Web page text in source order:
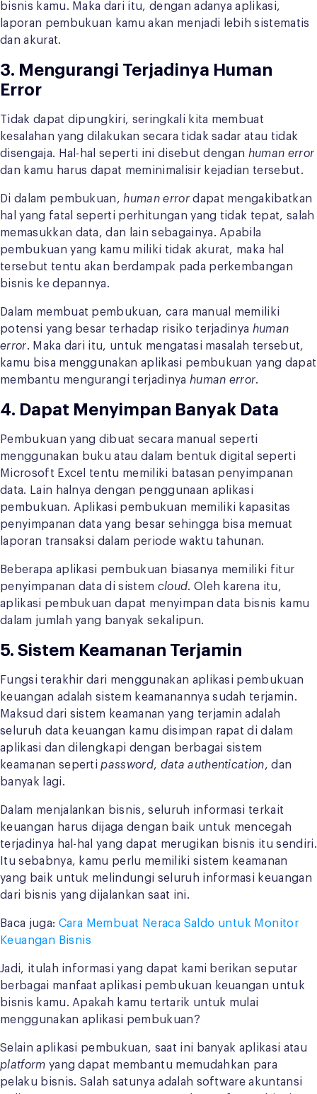
bisnis kamu. Maka dari itu, dengan adanya aplikasi,
laporan pembukuan kamu akan menjadi lebih sistematis
dan akurat.
3. Mengurangi Terjadinya Human
Error
Tidak dapat dipungkiri, seringkali kita membuat
kesalahan yang dilakukan secara tidak sadar atau tidak
disengaja. Hal-hal seperti ini disebut dengan human error
dan kamu harus dapat meminimalisir kejadian tersebut.
Di dalam pembukuan, human errordapat mengakibatkan
hal yang fatal seperti perhitungan yang tidak tepat, salah
memasukkan data, dan lain sebagainya. Apabila
pembukuan yang kamu miliki tidak akurat, maka hal
tersebut tentu akan berdampak pada perkembangan
bisnis ke depannya.
Dalam membuat pembukuan, cara manual memiliki
potensi yang besar terhadap risiko terjadinya human
error. Maka dari itu, untuk mengatasi masalah tersebut,
kamu bisa menggunakan aplikasi pembukuan yang dapat
membantu mengurangi terjadinya human error.
4. Dapat Menyimpan Banyak Data
Pembukuan yang dibuat secara manual seperti
menggunakan buku atau dalam bentuk digital seperti
Microsoft Excel tentu memiliki batasan penyimpanan
data. Lain halnya dengan penggunaan aplikasi
pembukuan. Aplikasi pembukuan memiliki kapasitas
penyimpanan data yang besar sehingga bisa memuat
laporan transaksi dalam periode waktu tahunan.
Beberapa aplikasi pembukuan biasanya memiliki fitur
penyimpanan data di sistem cloud. Oleh karena itu,
aplikasi pembukuan dapat menyimpan data bisnis kamu
dalam jumlah yang banyak sekalipun.
5. Sistem Keamanan Terjamin
Fungsi terakhir dari menggunakan aplikasi pembukuan
keuangan adalah sistem keamanannya sudah terjamin.
Maksud dari sistem keamanan yang terjamin adalah
seluruh data keuangan kamu disimpan rapat di dalam
aplikasi dan dilengkapi dengan berbagai sistem
keamanan sepertipassword, data authentication, dan
banyak lagi.
Dalam menjalankan bisnis, seluruh informasi terkait
keuangan harus dijaga dengan baik untuk mencegah
terjadinya hal-hal yang dapat merugikan bisnis itu sendiri.
Itu sebabnya, kamu perlu memiliki sistem keamanan
yang baik untuk melindungi seluruh informasi keuangan
dari bisnis yang dijalankan saat ini.
Baca juga: Cara Membuat Neraca Saldo untuk Monitor
Keuangan Bisnis
Jadi, itulah informasi yang dapat kami berikan seputar
berbagai manfaat aplikasi pembukuan keuangan untuk
bisnis kamu. Apakah kamu tertarik untuk mulai
menggunakan aplikasi pembukuan?
Selain aplikasi pembukuan, saat ini banyak aplikasi atau
platform yang dapat membantu memudahkan para
pelaku bisnis. Salah satunya adalah software akuntansi